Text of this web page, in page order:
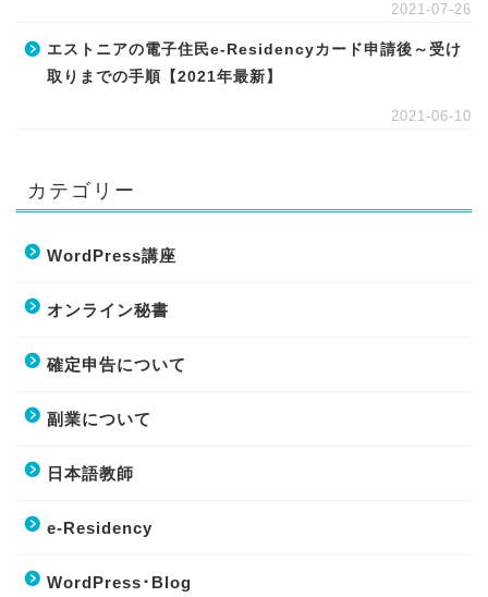
2021-07-26
エストニアの電子住民e-Residencyカード申請後～受け
取りまでの手順【2021年最新】
2021-06-10
カテゴリー
WordPress講座
オンライン秘書
確定申告について
副業について
日本語教師
e-Residency
WordPress･Blog